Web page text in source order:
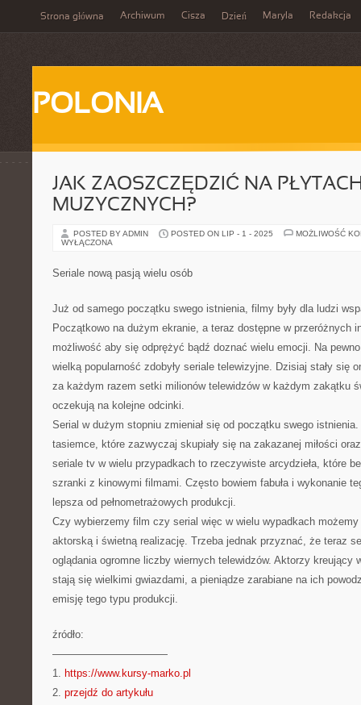
Strona główna Archiwum Cisza Dzień Maryla Redakcja
POLONIA
JAK ZAOSZCZĘDZIĆ NA
MUZYCZNYCH?
POSTED BY ADMIN POSTED ON LIP - 1 - 2025
MOŻLIWOŚĆ
WYŁĄCZONA
Seriale nową pasją wielu osób
Już od samego początku swego istnienia, filmy były dla ludzi
Początkowo na dużym ekranie, a teraz dostępne w przeróżnych
możliwość aby się odprężyć bądź doznać wielu emocji. Na
wielką popularność zdobyły seriale telewizyjne. Dzisiaj stały się
za każdym razem setki milionów telewidzów w każdym zakątku
oczekują na kolejne odcinki.
Serial w dużym stopniu zmieniał się od początku swego
tasiemce, które zazwyczaj skupiały się na zakazanej miłości
seriale tv w wielu przypadkach to rzeczywiste arcydzieła, które
szranki z kinowymi filmami. Często bowiem fabuła i wykonanie
lepsza od pełnometrażowych produkcji.
Czy wybierzemy film czy serial więc w wielu wypadkach
aktorską i świetną realizację. Trzeba jednak przyznać, że teraz
oglądania ogromne liczby wiernych telewidzów. Aktorzy kreujący
stają się wielkimi gwiazdami, a pieniądze zarabiane na ich
emisję tego typu produkcji.
źródło:
———————————
1. https://www.kursy-marko.pl
2. przejdź do artykułu